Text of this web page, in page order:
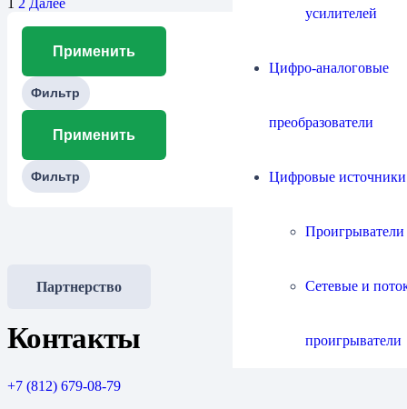
усилителей
Цифро-аналоговые
преобразователи
Цифровые источники
Сетевые и
проигрыватели
Применить
Фильтр
Применить
Фильтр
Партнерство
Контакты
+7 (812) 679-08-79